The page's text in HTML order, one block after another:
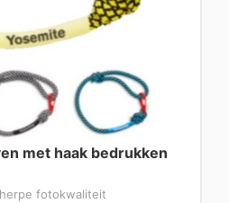
met haak bedrukken
fotokwaliteit